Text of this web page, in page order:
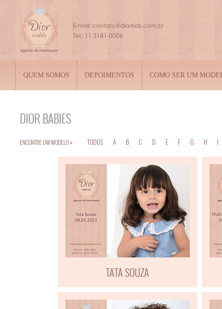
QUEM SOMOS DEPOIMENTOS COMO SER UM
DIOR BABIES
ENCONTRE UM MODELO » TODOS A B C D E F G H I
TATA SOUZA